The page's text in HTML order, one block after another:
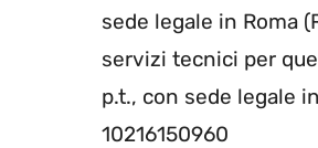
sede legale in Roma
servizi tecnici per
p.t., con sede legale
10216150960